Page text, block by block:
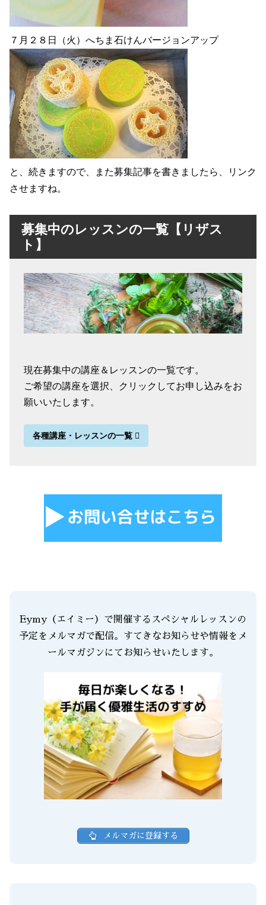
７月２８日（火）へちま石けんバージョンアップ
と、続きますので、また募集記事を書きましたら、リンク
させますね。
募集中のレッスンの一覧【リザス
ト】
現在募集中の講座＆レッスンの一覧です。
ご希望の講座を選択、クリックしてお申し込みをお
願いいたします。
各種講座・レッスンの一覧
Eymy（エイミー）で開催するスペシャルレッスンの
予定をメルマガで配信。すてきなお知らせや情報をメ
ールマガジンにてお知らせいたします。
メルマガに登録する